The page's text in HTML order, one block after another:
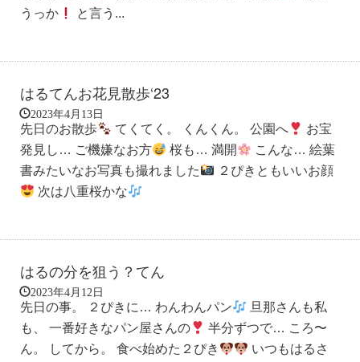
うっか
と言う...
はるてんお花見散歩‘23
2023年4月13日
先日のお散歩 てくてく。 くんくん。 公園へ
お宝
発見し… ご機嫌なお方
桜も… 満開
こんな… 絵葉
書みたいなお写真も撮れました
２ぴきともいいお顔
次は八重桜かな
はるの分を狙う？てん
2023年4月12日
先日の事。 ２ぴきに… わんわんパン
旦那さんも私
も、 一番好きなパン屋さんの
半分ずつで… ころ〜
ん。 してから。 食べ始めた２ぴき
いつもはるさ